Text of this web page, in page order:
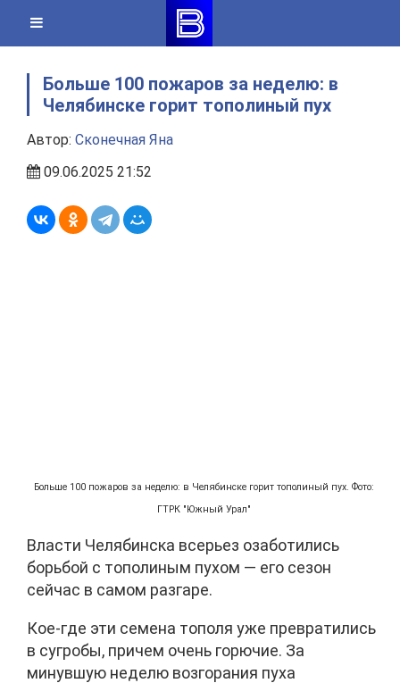
content
Больше 100 пожаров за неделю: в
Челябинске горит тополиный пух
Автор: Сконечная Яна
09.06.2025 21:52
Больше 100 пожаров за неделю: в Челябинске горит тополиный пух. Фото:
ГТРК "Южный Урал"
Власти Челябинска всерьез озаботились
борьбой с тополиным пухом — его сезон
сейчас в самом разгаре.
Кое-где эти семена тополя уже превратились
в сугробы, причем очень горючие. За
минувшую неделю возгорания пуха